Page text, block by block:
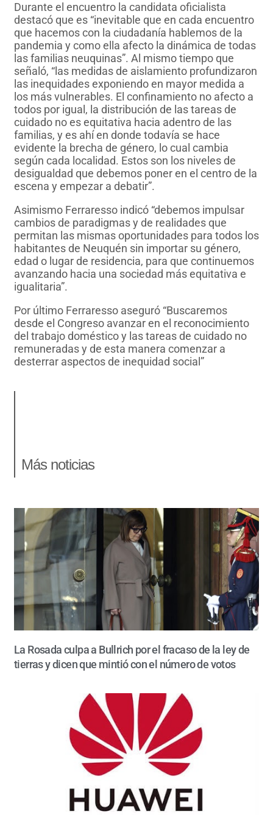
Durante el encuentro la candidata oficialista
destacó que es “inevitable que en cada encuentro
que hacemos con la ciudadanía hablemos de la
pandemia y como ella afecto la dinámica de todas
las familias neuquinas”. Al mismo tiempo que
señaló, “las medidas de aislamiento profundizaron
las inequidades exponiendo en mayor medida a
los más vulnerables. El confinamiento no afecto a
todos por igual, la distribución de las tareas de
cuidado no es equitativa hacia adentro de las
familias, y es ahí en donde todavía se hace
evidente la brecha de género, lo cual cambia
según cada localidad. Estos son los niveles de
desigualdad que debemos poner en el centro de la
escena y empezar a debatir”.
Asimismo Ferraresso indicó “debemos impulsar
cambios de paradigmas y de realidades que
permitan las mismas oportunidades para todos los
habitantes de Neuquén sin importar su género,
edad o lugar de residencia, para que continuemos
avanzando hacia una sociedad más equitativa e
igualitaria”.
Por último Ferraresso aseguró “Buscaremos
desde el Congreso avanzar en el reconocimiento
del trabajo doméstico y las tareas de cuidado no
remuneradas y de esta manera comenzar a
desterrar aspectos de inequidad social”
Más noticias
La Rosada culpa a Bullrich por el fracaso de la ley de
tierras y dicen que mintió con el número de votos